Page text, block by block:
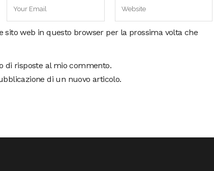
sito web in questo browser per la prossima volta che
di risposte al mio commento.
di un nuovo articolo.